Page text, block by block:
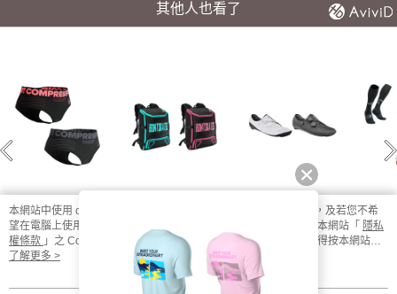
其他人也看了
無縫線機能運動內
褲 女款
$1040
BONT KID Skate
裝備包
$2200
VAYPOR S 雙旋鈕
自行車卡鞋
本網站中使用 cookie，欲查詢有關本網站使用 cookie 方式之詳情，及若您不希
望在電腦上使用 cookie 時應如何變更電腦的 cookie 設定，請參閱本網站「 隱私
權條款 」之 Cookie 聲明。您繼續使用本網站即表示您同意本公司得按本網站使
用條款之 Cookie 聲明使用 cookie。
了解更多 >